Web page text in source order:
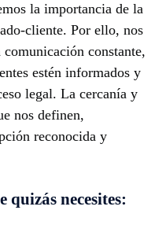
la importancia de la
cliente. Por ello, nos
constante,
estén informados y
legal. La cercanía y
nos definen,
reconocida y
quizás necesites: